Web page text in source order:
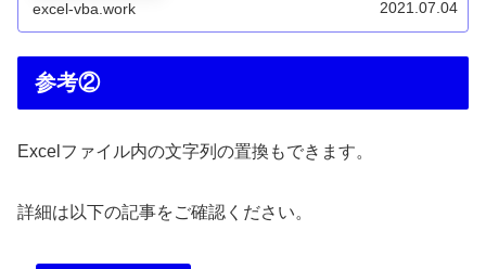
excel-vba.work 2021.07.04
参考②
Excelファイル内の文字列の置換もできます。
詳細は以下の記事をご確認ください。